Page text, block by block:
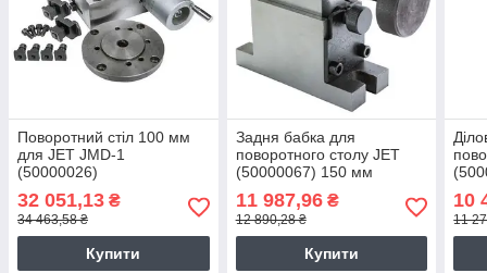
Поворотний стіл 100 мм
для JET JMD-1
(50000026)
32 051,13 ₴
34 463,58 ₴
Купити
Задня бабка для
поворотного столу JET
(50000067) 150 мм
11 987,96₴
12 890,28 ₴
Купити
10
11